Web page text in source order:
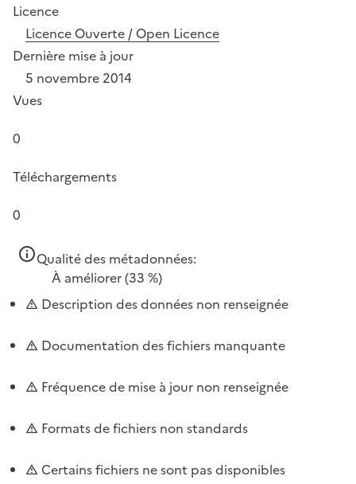
Licence
Licence Ouverte / Open Licence
Dernière mise à jour
5 novembre 2014
Vues
0
Téléchargements
0
Qualité des métadonnées:
À améliorer(33 %)
Description des données non renseignée
Documentation des fichiers manquante
Fréquence de mise à jour non renseignée
Formats de fichiers non standards
Certains fichiers ne sont pas disponibles